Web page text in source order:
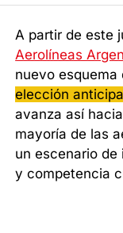
A partir de este
Aerolíneas
nuevo
elección
avanza así
mayoría de las
un escenario
y competencia